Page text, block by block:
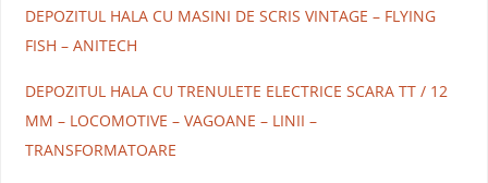
DEPOZITUL HALA CU MASINI DE SCRIS VINTAGE – FLYING
FISH – ANITECH
DEPOZITUL HALA CU TRENULETE ELECTRICE SCARA TT / 12
MM – LOCOMOTIVE – VAGOANE – LINII –
TRANSFORMATOARE